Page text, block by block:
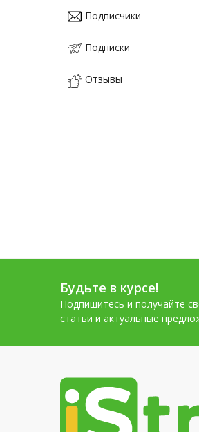
Подписчики
Подписки
Отзывы
Будьте в курсе!
Подпишитесь и получайте
статьи и актуальные